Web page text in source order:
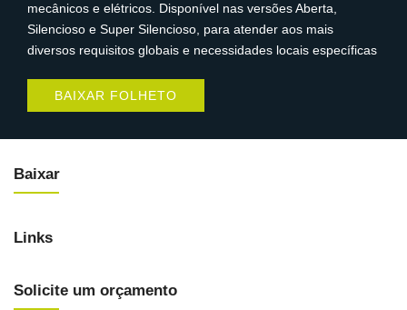
mecânicos e elétricos. Disponível nas versões Aberta,
Silencioso e Super Silencioso, para atender aos mais
diversos requisitos globais e necessidades locais específicas
BAIXAR FOLHETO
Baixar
Links
Solicite um orçamento